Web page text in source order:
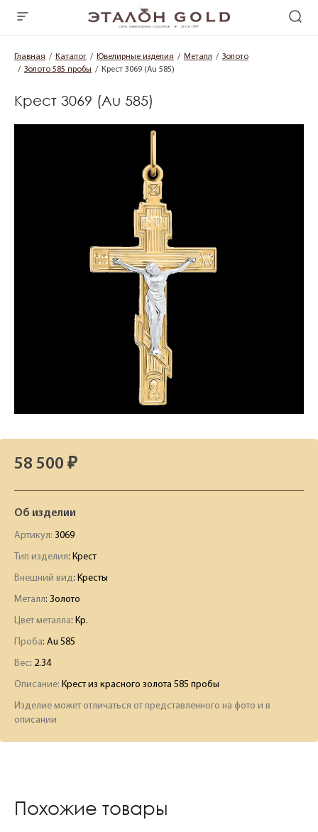
Главная Каталог Ювелирные изделия Металл
Золото
Золото 585 пробы
Крест 3069 (Au 585)
Крест 3069 (Au 585)
58 500 ₽
Об изделии
Артикул: 3069
Тип изделия: Крест
Внешний вид: Кресты
Металл: Золото
Цвет металла: Кр.
Проба: Au 585
Вес: 2.34
Описание: Крест из красного золота 585 пробы
Изделие может отличаться от представленного на фото и в
описании
Похожие товары